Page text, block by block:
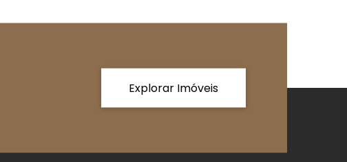
Explorar Imóveis